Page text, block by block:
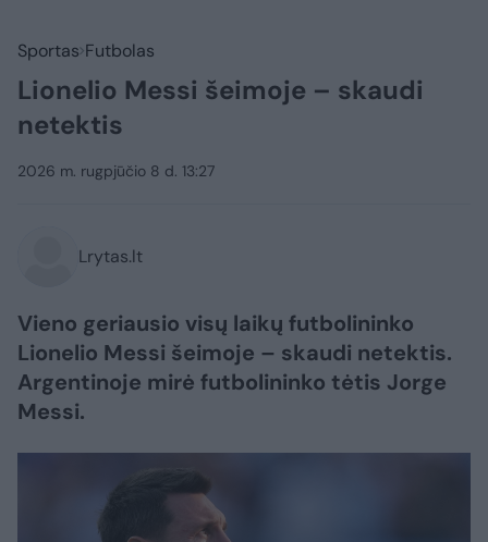
Sportas Futbolas
Lionelio Messi šeimoje – skaudi
netektis
2026 m. rugpjūčio 8 d. 13:27
Lrytas.lt
Vieno geriausio visų laikų futbolininko
Lionelio Messi šeimoje – skaudi netektis.
Argentinoje mirė futbolininko tėtis Jorge
Messi.